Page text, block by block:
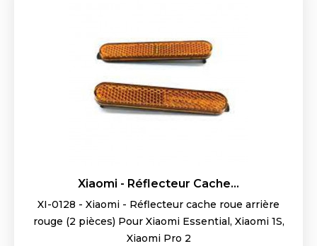
Xiaomi - Réflecteur Cache...
XI-0128 - Xiaomi - Réflecteur cache roue arrière
rouge (2 pièces) Pour Xiaomi Essential, Xiaomi 1S,
Xiaomi Pro 2